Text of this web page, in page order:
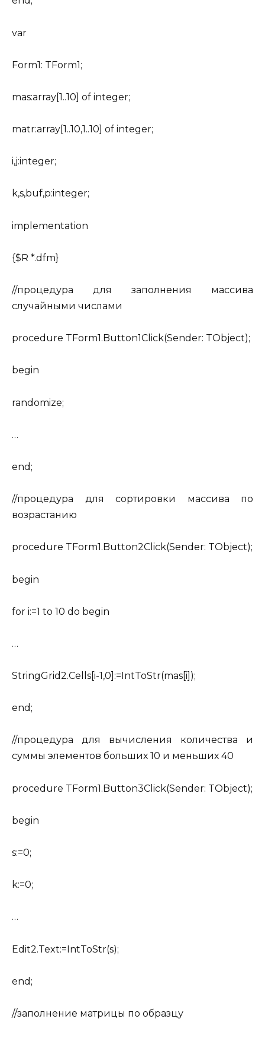
var
Form1: TForm1;
mas:array[1..10] of integer;
matr:array[1..10,1..10] of integer;
i,j:integer;
k,s,buf,p:integer;
implementation
{$R *.dfm}
//процедура для заполнения массива
случайными числами
procedure TForm1.Button1Click(Sender: TObject);
begin
randomize;
…
end;
//процедура для сортировки массива по
возрастанию
procedure TForm1.Button2Click(Sender: TObject);
begin
for i:=1 to 10 do begin
…
StringGrid2.Cells[i-1,0]:=IntToStr(mas[i]);
end;
//процедура для вычисления количества и
суммы элементов больших 10 и меньших 40
procedure TForm1.Button3Click(Sender: TObject);
begin
s:=0;
k:=0;
…
Edit2.Text:=IntToStr(s);
end;
//заполнение матрицы по образцу